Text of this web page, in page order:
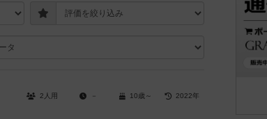
2人用 － 10歳～ 2022年